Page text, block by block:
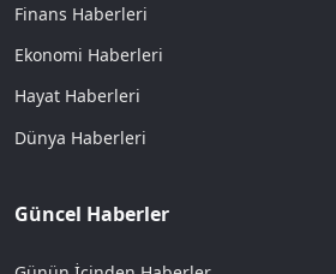
Finans Haberleri
Ekonomi Haberleri
Hayat Haberleri
Dünya Haberleri
Güncel Haberler